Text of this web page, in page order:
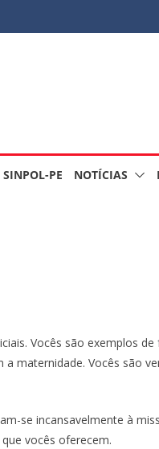
SINPOL-PE NOTÍCIAS
Vocês são exemplos
maternidade. Vocês são
se incansavelmente à
vocês oferecem.